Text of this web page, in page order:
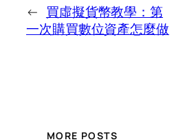
← 買虛擬貨幣教學：第
一次購買數位資產怎麼做
MORE POSTS